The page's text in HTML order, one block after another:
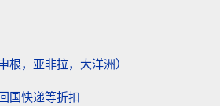
根，亚非拉，大洋洲）
国快递等折扣